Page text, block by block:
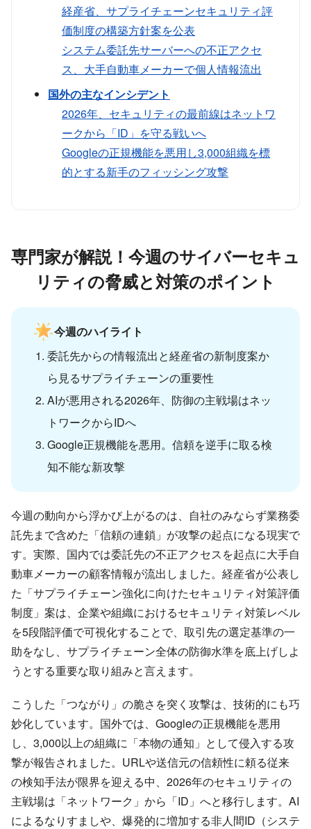
経産省、サプライチェーンセキュリティ評
価制度の構築方針案を公表
システム委託先サーバーへの不正アクセ
ス、大手自動車メーカーで個人情報流出
国外の主なインシデント
2026年、セキュリティの最前線はネットワ
ークから「ID」を守る戦いへ
Googleの正規機能を悪用し3,000組織を標
的とする新手のフィッシング攻撃
専門家が解説！今週のサイバーセキュ
リティの脅威と対策のポイント
今週のハイライト
委託先からの情報流出と経産省の新制度案か
ら見るサプライチェーンの重要性
AIが悪用される2026年、防御の主戦場はネッ
トワークからIDへ
Google正規機能を悪用。信頼を逆手に取る検
知不能な新攻撃
今週の動向から浮かび上がるのは、自社のみならず業務委
託先まで含めた「信頼の連鎖」が攻撃の起点になる現実で
す。実際、国内では委託先の不正アクセスを起点に大手自
動車メーカーの顧客情報が流出しました。経産省が公表し
た「サプライチェーン強化に向けたセキュリティ対策評価
制度」案は、企業や組織におけるセキュリティ対策レベル
を5段階評価で可視化することで、取引先の選定基準の一
助をなし、サプライチェーン全体の防御水準を底上げしよ
うとする重要な取り組みと言えます。
こうした「つながり」の脆さを突く攻撃は、技術的にも巧
妙化しています。国外では、Googleの正規機能を悪用
し、3,000以上の組織に「本物の通知」として侵入する攻
撃が報告されました。URLや送信元の信頼性に頼る従来
の検知手法が限界を迎える中、2026年のセキュリティの
主戦場は「ネットワーク」から「ID」へと移行します。AI
によるなりすましや、爆発的に増加する非人間ID（システ